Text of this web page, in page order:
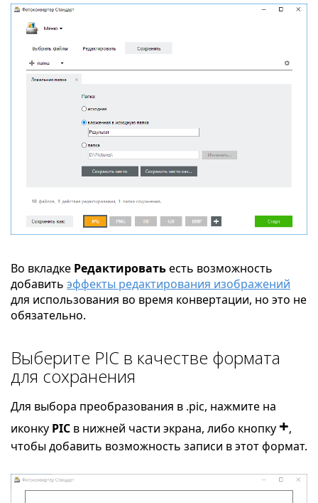
Во вкладке Редактироватьесть возможность
добавить эффекты редактирования изображений
для использования во время конвертации, но это не
обязательно.
Выберите PIC в качестве формата
для сохранения
Для выбора преобразования в .pic, нажмите на
иконку PIC в нижней части экрана, либо кнопку +,
чтобы добавить возможность записи в этот формат.